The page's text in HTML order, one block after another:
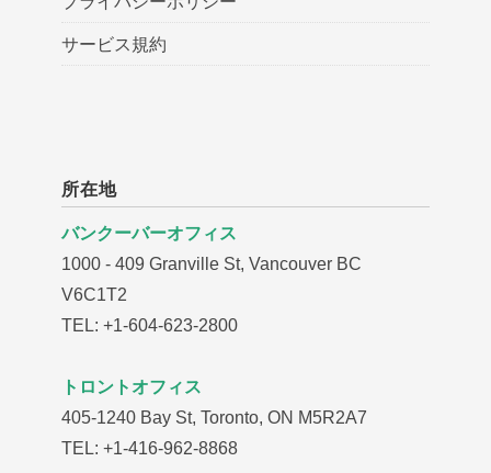
サービス規約
所在地
バンクーバーオフィス
1000 - 409 Granville St, Vancouver BC
V6C1T2
TEL: +1-604-623-2800
トロントオフィス
405-1240 Bay St, Toronto, ON M5R2A7
TEL: +1-416-962-8868